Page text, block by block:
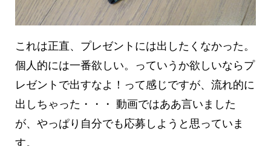
これは正直、プレゼントには出したくなかった。
個人的には一番欲しい。っていうか欲しいならプ
レゼントで出すなよ！って感じですが、流れ的に
出しちゃった・・・ 動画ではああ言いました
が、やっぱり自分でも応募しようと思っていま
す。